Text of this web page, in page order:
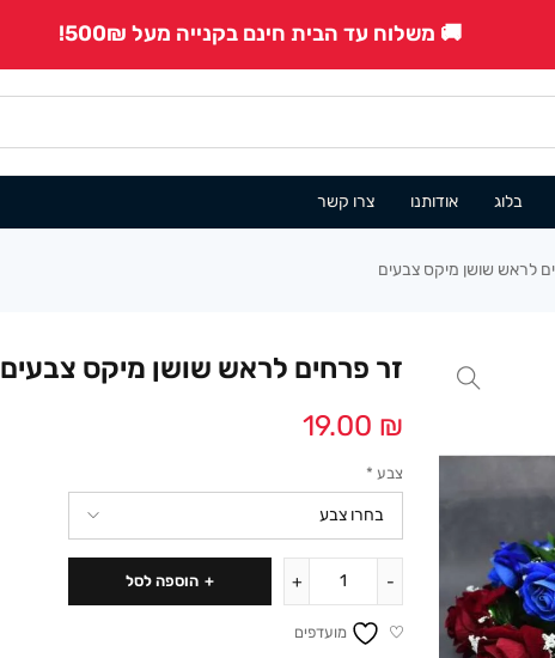
🚚 משלוח עד הבית חינם בקנייה מעל 500₪!
בלוג אודותנו צרו קשר
לראש שושן מיקס צבעים
זר פרחים לראש שושן מיקס צבעים
19.00 ₪
צבע *
הוספה לסל
מועדפים